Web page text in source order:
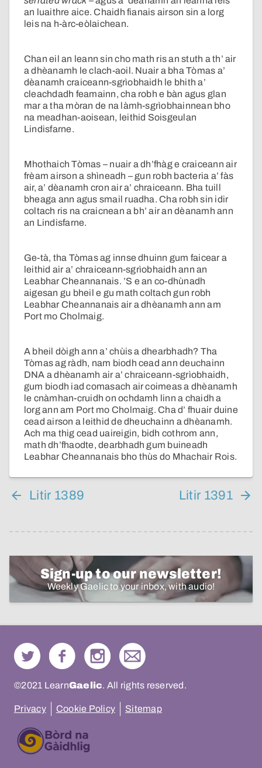
an luaithre aice. Chaidh fianais airson sin a lorg
leis na h-àrc-eòlaichean.
Chan eil an leann sin cho math ris an stuth a th’ air
a dhèanamh le clach-aoil. Nuair a bha Tòmas a’
dèanamh craiceann-sgrìobhaidh le bhith a’
cleachdadh feamainn, cha robh e bàn agus glan
mar a tha mòran de na làmh-sgrìobhainnean bho
na meadhan-aoisean, leithid Soisgeulan
Lindisfarne.
Mhothaich Tòmas – nuair a dh’fhàg e craiceann air
frèam airson a shìneadh – gun robh bacteria a’ fàs
air, a’ dèanamh cron air a’ chraiceann. Bha tuill
bheaga ann agus smail ruadha. Cha robh sin idir
coltach ris na craicnean a bh’ air an dèanamh ann
an Lindisfarne.
Ge-tà, tha Tòmas ag innse dhuinn gum faicear a
leithid air a’ chraiceann-sgrìobhaidh ann an
Leabhar Cheannanais. ’S e an co-dhùnadh
aigesan gu bheil e gu math coltach gun robh
Leabhar Cheannanais air a dhèanamh ann am
Port mo Cholmaig.
A bheil dòigh ann a’ chùis a dhearbhadh? Tha
Tòmas ag ràdh, nam biodh cead ann deuchainn
DNA a dhèanamh air a’ chraiceann-sgrìobhaidh,
gum biodh iad comasach air coimeas a dhèanamh
le cnàmhan-cruidh on ochdamh linn a chaidh a
lorg ann am Port mo Cholmaig. Cha d’ fhuair duine
cead airson a leithid de dheuchainn a dhèanamh.
Ach ma thig cead uaireigin, bidh cothrom ann,
math dh’fhaodte, dearbhadh gum buineadh
Leabhar Cheannanais bho thùs do Mhachair Rois.
Litir 1389 Litir 1391
Sign-up to our newsletter!
Weekly Gaelic to your inbox, with audio!
©2021 LearnGaelic. All rights reserved.
Privacy Cookie Policy Sitemap